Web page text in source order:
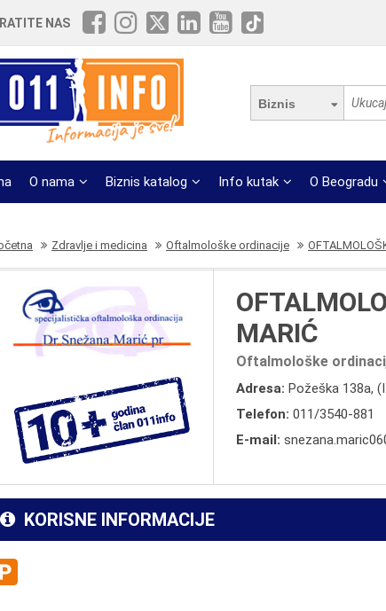
NAS
Biznis
O nama Biznis katalog Info kutak O Beogradu
Zdravlje i medicina Oftalmološke ordinacije
MARIĆ
Oftalmološke
Adresa: Požeška 138a,
Telefon: 011/3540-881
E-mail:
KORISNE INFORMACIJE